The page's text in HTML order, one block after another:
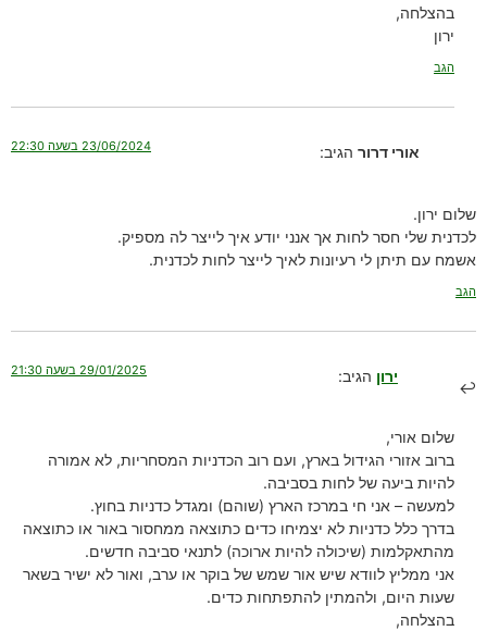
בהצלחה,
ירון
הגב
אורי דרור הגיב: 23/06/2024 בשעה 22:30
שלום ירון.
לכדנית שלי חסר לחות אך אנני יודע איך לייצר לה מספיק.
אשמח עם תיתן לי רעיונות לאיך לייצר לחות לכדנית.
הגב
ירון הגיב: 29/01/2025 בשעה 21:30
שלום אורי,
ברוב אזורי הגידול בארץ, ועם רוב הכדניות המסחריות, לא אמורה
להיות ביעה של לחות בסביבה.
למעשה – אני חי במרכז הארץ (שוהם) ומגדל כדניות בחוץ.
בדרך כלל כדניות לא יצמיחו כדים כתוצאה ממחסור באור או כתוצאה
מהתאקלמות (שיכולה להיות ארוכה) לתנאי סביבה חדשים.
אני ממליץ לוודא שיש אור שמש של בוקר או ערב, ואור לא ישיר בשאר
שעות היום, ולהמתין להתפתחות כדים.
בהצלחה,